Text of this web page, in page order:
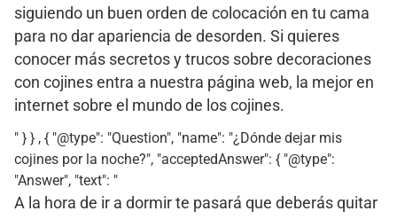
siguiendo un buen orden de colocación en tu cama
para no dar apariencia de desorden. Si quieres
conocer más secretos y trucos sobre decoraciones
con cojines entra a nuestra página web, la mejor en
internet sobre el mundo de los cojines.
" } } , { "@type": "Question", "name": "¿Dónde dejar mis
cojines por la noche?", "acceptedAnswer": { "@type":
"Answer", "text": "
A la hora de ir a dormir te pasará que deberás quitar